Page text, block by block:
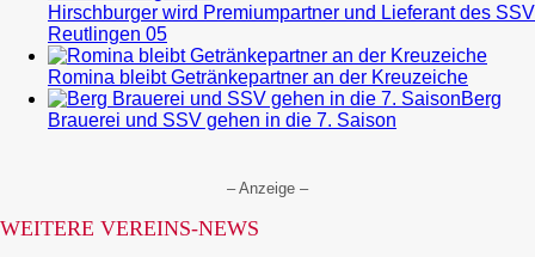
Hirschburger wird Premiumpartner und Lieferant des SSV
Reutlingen 05
Romina bleibt Getränkepartner an der Kreuzeiche
Berg
Brauerei und SSV gehen in die 7. Saison
– Anzeige –
WEITERE VEREINS-NEWS